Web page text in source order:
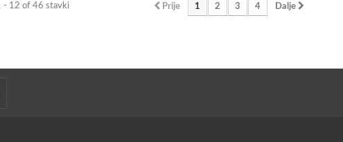
Prije 1 2 3 4 Dalje
- 12 of 46 stavki